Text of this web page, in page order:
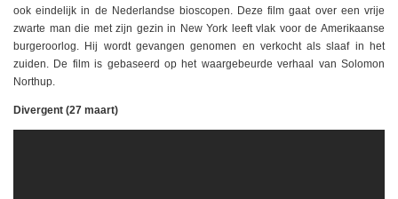
ook eindelijk in de Nederlandse bioscopen. Deze film gaat over een vrije
zwarte man die met zijn gezin in New York leeft vlak voor de Amerikaanse
burgeroorlog. Hij wordt gevangen genomen en verkocht als slaaf in het
zuiden. De film is gebaseerd op het waargebeurde verhaal van Solomon
Northup.
Divergent (27 maart)